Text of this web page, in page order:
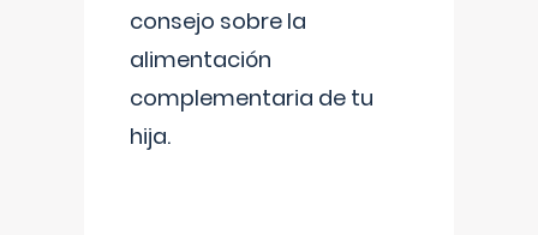
consejo sobre la
alimentación
complementaria de tu
hija.